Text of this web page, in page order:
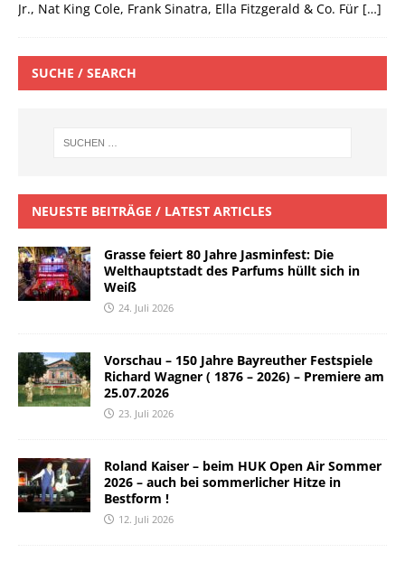
Jr., Nat King Cole, Frank Sinatra, Ella Fitzgerald & Co. Für […]
SUCHE / SEARCH
NEUESTE BEITRÄGE / LATEST ARTICLES
Grasse feiert 80 Jahre Jasminfest: Die
Welthauptstadt des Parfums hüllt sich in
Weiß
24. Juli 2026
Vorschau – 150 Jahre Bayreuther Festspiele
Richard Wagner ( 1876 – 2026) – Premiere am
25.07.2026
23. Juli 2026
Roland Kaiser – beim HUK Open Air Sommer
2026 – auch bei sommerlicher Hitze in
Bestform !
12. Juli 2026